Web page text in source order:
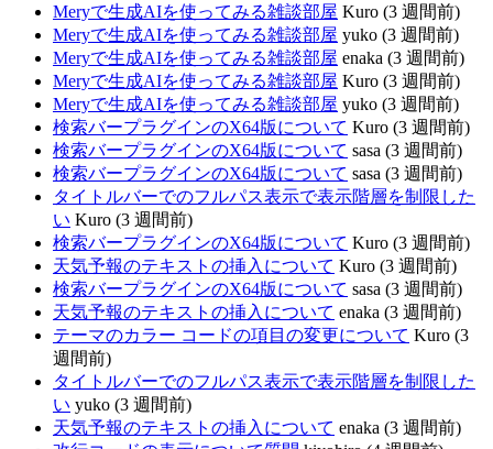
Meryで生成AIを使ってみる雑談部屋 Kuro (3 週間前)
Meryで生成AIを使ってみる雑談部屋 yuko (3 週間前)
Meryで生成AIを使ってみる雑談部屋 enaka (3 週間前)
Meryで生成AIを使ってみる雑談部屋 Kuro (3 週間前)
Meryで生成AIを使ってみる雑談部屋 yuko (3 週間前)
検索バープラグインのX64版について Kuro (3 週間前)
検索バープラグインのX64版について sasa (3 週間前)
検索バープラグインのX64版について sasa (3 週間前)
タイトルバーでのフルパス表示で表示階層を制限した
い Kuro (3 週間前)
検索バープラグインのX64版について Kuro (3 週間前)
天気予報のテキストの挿入について Kuro (3 週間前)
検索バープラグインのX64版について sasa (3 週間前)
天気予報のテキストの挿入について enaka (3 週間前)
テーマのカラー コードの項目の変更について Kuro (3
週間前)
タイトルバーでのフルパス表示で表示階層を制限した
い yuko (3 週間前)
天気予報のテキストの挿入について enaka (3 週間前)